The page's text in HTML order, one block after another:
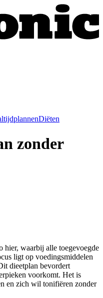
Diëten
zonder
hier, waarbij alle toegevoegde
ligt op voedingsmiddelen
dieetplan bevordert
voorkomt. Het is
en zich wil tonifiëren zonder